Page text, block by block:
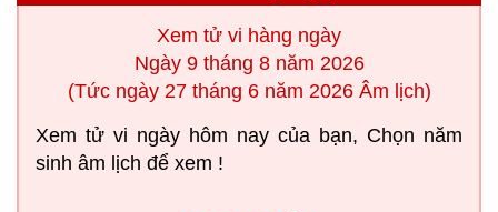
Xem tử vi hàng ngày
Ngày 9 tháng 8 năm 2026
(Tức ngày 27 tháng 6 năm 2026 Âm lịch)
Xem tử vi ngày hôm nay của bạn, Chọn năm
sinh âm lịch để xem !